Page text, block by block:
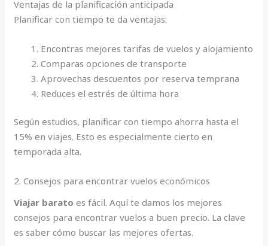
Ventajas de la planificación anticipada
Planificar con tiempo te da ventajas:
Encontras mejores tarifas de vuelos y alojamiento
Comparas opciones de transporte
Aprovechas descuentos por reserva temprana
Reduces el estrés de última hora
Según estudios, planificar con tiempo ahorra hasta el
15% en viajes. Esto es especialmente cierto en
temporada alta.
2. Consejos para encontrar vuelos económicos
Viajar barato es fácil. Aquí te damos los mejores
consejos para encontrar vuelos a buen precio. La clave
es saber cómo buscar las mejores ofertas.